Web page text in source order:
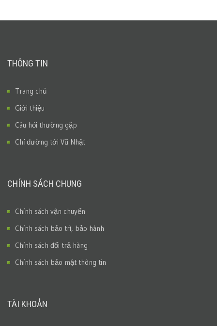
THÔNG TIN
Trang chủ
Giới thiệu
Câu hỏi thường gặp
Chỉ đường tới Vũ Nhật
CHÍNH SÁCH CHUNG
Chính sách vận chuyển
Chính sách bảo trì, bảo hành
Chính sách đổi trả hàng
Chính sách bảo mật thông tin
TÀI KHOẢN